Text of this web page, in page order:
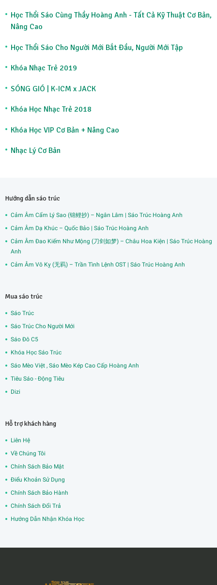
Học Thổi Sáo Cùng Thầy Hoàng Anh - Tất Cả Kỹ Thuật Cơ Bản,
Nâng Cao
Học Thổi Sáo Cho Người Mới Bắt Đầu, Người Mới Tập
Khóa Nhạc Trẻ 2019
SÓNG GIÓ | K-ICM x JACK
Khóa Học Nhạc Trẻ 2018
Khóa Học VIP Cơ Bản + Nâng Cao
Nhạc Lý Cơ Bản
Hướng dẫn sáo trúc
Cảm Âm Cẩm Lý Sao (锦鲤抄) – Ngân Lâm | Sáo Trúc Hoàng Anh
Cảm Âm Dạ Khúc – Quốc Bảo | Sáo Trúc Hoàng Anh
Cảm Âm Đao Kiếm Như Mộng (刀剑如梦) – Châu Hoa Kiện | Sáo Trúc Hoàng
Anh
Cảm Âm Vô Kỵ (无羁) – Trần Tình Lệnh OST | Sáo Trúc Hoàng Anh
Mua sáo trúc
Sáo Trúc
Sáo Trúc Cho Người Mới
Sáo Đô C5
Khóa Học Sáo Trúc
Sáo Mèo Việt , Sáo Mèo Kép Cao Cấp Hoàng Anh
Tiêu Sáo - Động Tiêu
Dizi
Hỗ trợ khách hàng
Liên Hệ
Về Chúng Tôi
Chính Sách Bảo Mật
Điểu Khoản Sử Dụng
Chính Sách Bảo Hành
Chính Sách Đổi Trả
Hướng Dẫn Nhận Khóa Học